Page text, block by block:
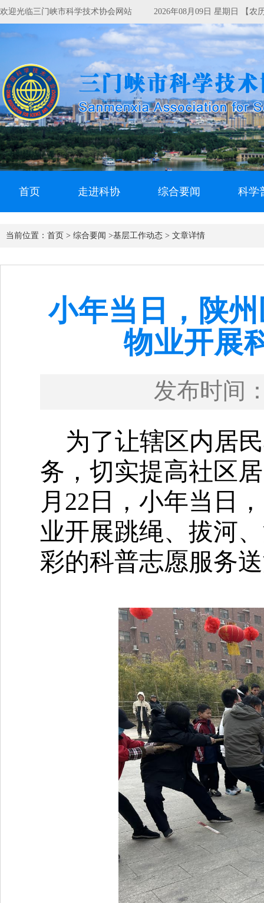
欢迎光临三门峡市科学技术协会网站 2026年08月09日 星期日 【农
首页 走进科协 综合要闻 科学
当前位置： 首页 > 综合要闻 >基层工作动态 > 文章详情
小年当日，陕
物业开展
发布时间
为了让辖区内居
务，切实提高社区
月22日，小年当日
业开展跳绳、拔河
彩的科普志愿服务